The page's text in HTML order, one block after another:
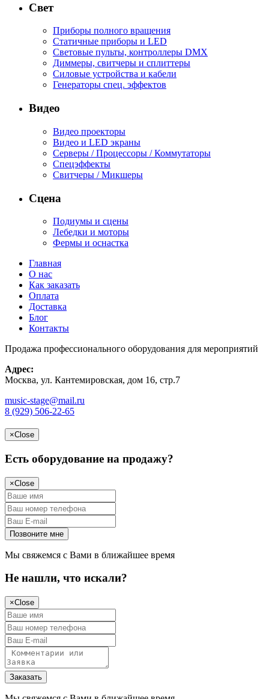
Свет
Приборы полного вращения
Статичные приборы и LED
Световые пульты, контроллеры DMX
Диммеры, свитчеры и сплиттеры
Силовые устройства и кабели
Генераторы спец. эффектов
Видео
Видео проекторы
Видео и LED экраны
Серверы / Процессоры / Коммутаторы
Спецэффекты
Свитчеры / Микшеры
Сцена
Подиумы и сцены
Лебедки и моторы
Фермы и оснастка
Главная
О нас
Как заказать
Оплата
Доставка
Блог
Контакты
Продажа профессионального оборудования для мероприятий
Адрес:
Москва, ул. Кантемировская, дом 16, стр.7
music-stage@mail.ru
8 (929) 506-22-65
×Close
Есть оборудование на продажу?
×Close
Мы свяжемся с Вами в ближайшее время
Не нашли, что искали?
×Close